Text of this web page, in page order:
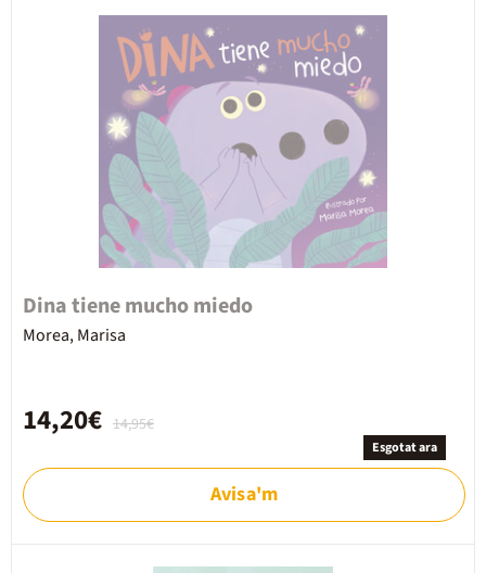
Dina tiene mucho miedo
Morea, Marisa
14,95€
14,20€
Esgotat ara
Avisa'm